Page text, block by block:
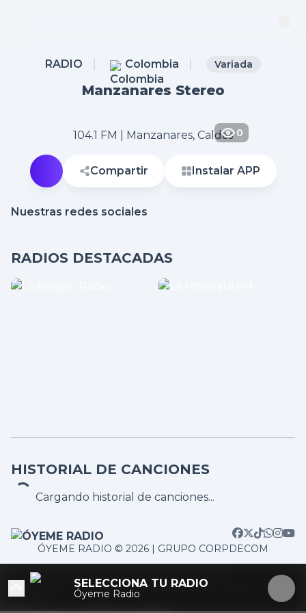
RADIO Colombia Variada
Manzanares Stereo
0
104.1 FM | Manzanares, Caldas
Compartir Instalar APP
Nuestras redes sociales
RADIOS DESTACADAS
HISTORIAL DE CANCIONES
Cargando historial de canciones...
TOP 5
RADIOS MAS ESCUCHADAS
ÓYEME RADIO © 2026 | GRUPO CORPDECOM
SELECCIONA TU RADIO
Óyeme Radio
/home/corpdeco/radios.colradiotv.com/wp-
content/themes/nexotuner/parts/player-aside.php on